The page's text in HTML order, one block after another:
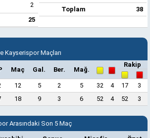
2
25
Toplam
38
Kayserispor Maçları
Maç Gal. Ber. Mağ.
Rakip
12 5 2 5 32 4 17
3
18 9 3 6 52 4 52 3
Arasındaki Son 5 Maç